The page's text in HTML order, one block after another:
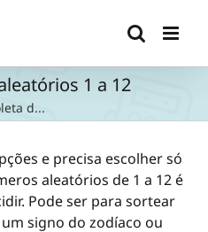
1 a 12
d...
e precisa escolher só
aleatórios de 1 a 12 é
Pode ser para sortear
signo do zodíaco ou